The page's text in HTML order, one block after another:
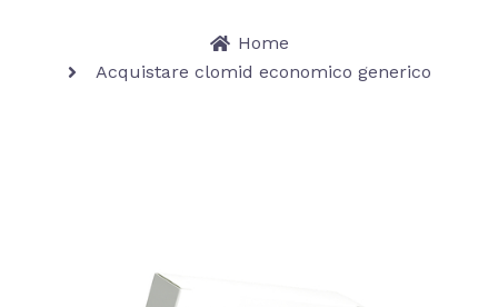
Home
Acquistare clomid economico generico